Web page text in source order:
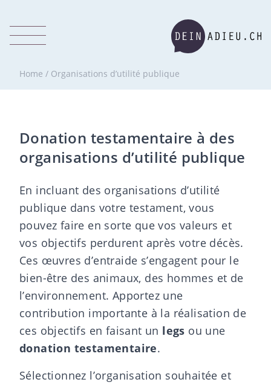
Home / Organisations d’utilité publique
Donation testamentaire à des
organisations d’utilité publique
En incluant des organisations d’utilité
publique dans votre testament, vous
pouvez faire en sorte que vos valeurs et
vos objectifs perdurent après votre décès.
Ces œuvres d’entraide s’engagent pour le
bien-être des animaux, des hommes et de
l’environnement. Apportez une
contribution importante à la réalisation de
ces objectifs en faisant un legs ou une
donation testamentaire.
Sélectionnez l’organisation souhaitée et